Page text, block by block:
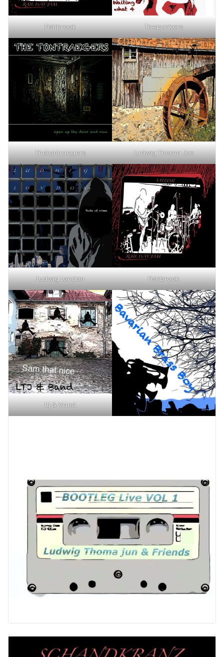
Fishbrook Thepunkers
Thetontraegers Ludwig Thoma Jun
Ludwig London Fishbrook
Ltj & Vand